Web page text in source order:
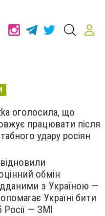
оголосила, що
працювати після
удару росіян
обмін
з Україною —
Україні бити
Росії — ЗМІ